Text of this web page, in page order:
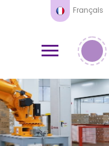
Français